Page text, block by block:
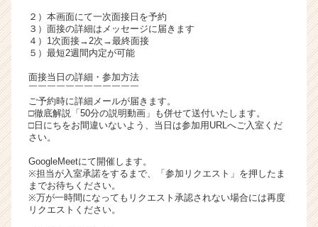
ア
（C
h
e
C
a
e
２）本画面にて一次面接日を予約
３）面接の詳細はメッセージに届きます
４）1次面接→2次→最終面接
５）最短2週間内定が可能
面接当日の詳細・参加方法
￣￣￣￣￣￣￣￣￣￣￣￣
ご予約時に詳細メールが届きます。
□徹底解説「50分の説明動画」も併せて送付いたします。
□日にちをお間違いないよう、当日は参加用URLへご入室くだ
さい。
GoogleMeetにて開催します。
※担当が入室承諾をするまで、「参加リクエスト」を押したま
までお待ちください。
※万が一時間になってもリクエスト承認されない場合には再度
リクエストください。